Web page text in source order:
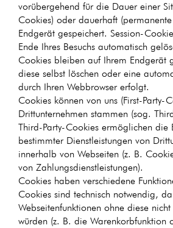
vorübergehend für die Dauer einer
Cookies) oder dauerhaft
Endgerät gespeichert. Session-
Ende Ihres Besuchs automatisch
Cookies bleiben auf Ihrem Endgerät
diese selbst löschen oder eine
durch Ihren Webbrowser erfolgt.
Cookies können von uns (First-Party-
Drittunternehmen stammen (sog.
Third-Party-Cookies ermöglichen die
bestimmter Dienstleistungen von
innerhalb von Webseiten (z. B.
von Zahlungsdienstleistungen).
Cookies haben verschiedene
Cookies sind technisch notwendig,
Webseitenfunktionen ohne diese
würden (z. B. die Warenkorbfunktion